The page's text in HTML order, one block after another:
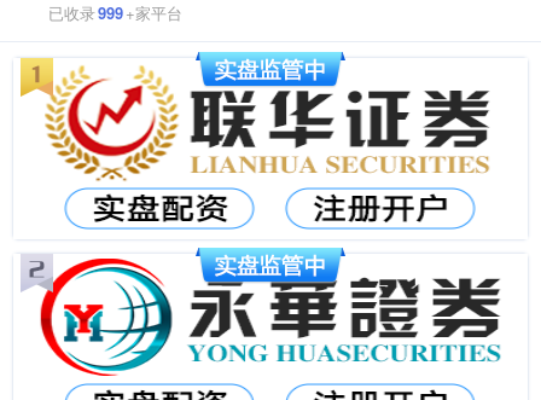
已收录999+家平台